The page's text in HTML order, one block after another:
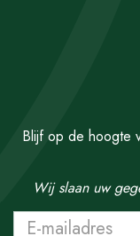
Blijf op de hoogte
Wij slaan uw